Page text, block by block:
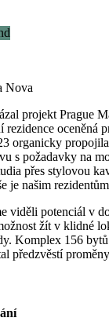
Nova
projekt Prague
oceněná
organicky
s požadavky na
přes stylovou
je našim
viděli potenciál v
žít v klidné
Komplex 156 bytů
předzvěstí